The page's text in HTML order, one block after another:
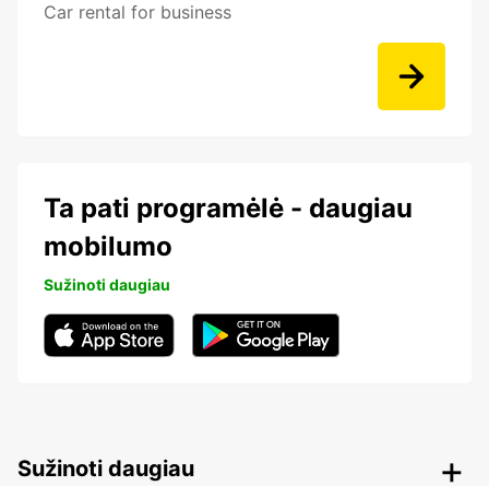
Car rental for business
Ta pati programėlė - daugiau
mobilumo
Sužinoti daugiau
Sužinoti daugiau